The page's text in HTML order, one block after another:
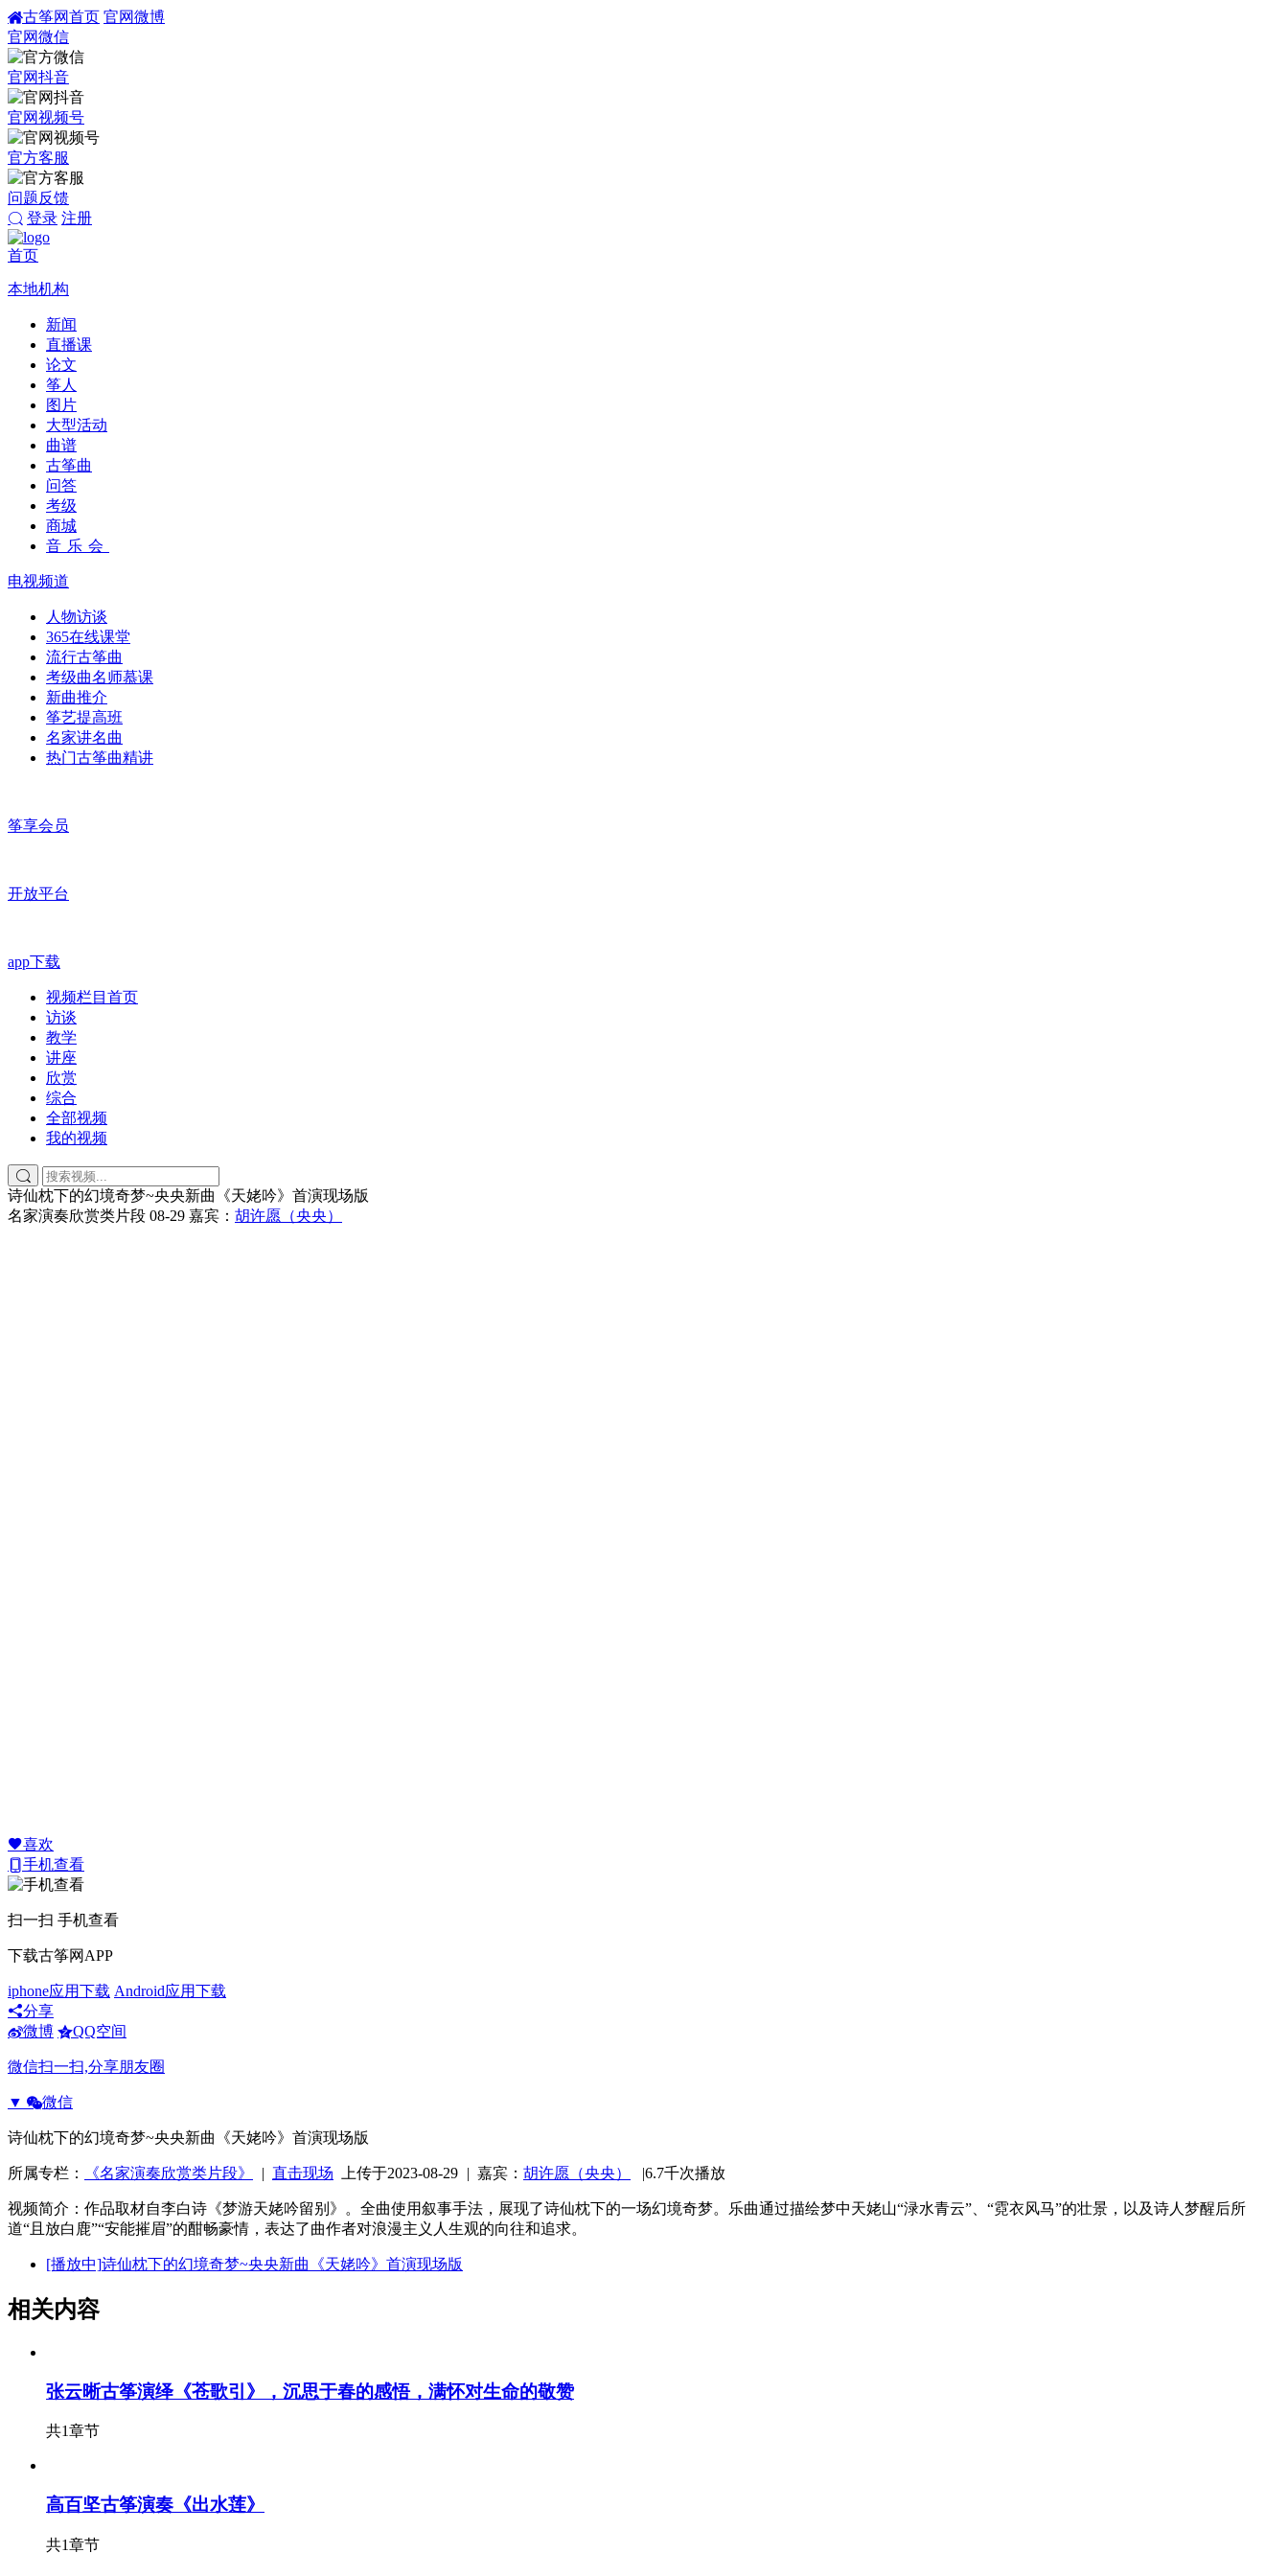
古筝网首页 官网微博
官网微信
官网抖音
官网视频号
官方客服
问题反馈
登录 注册
首页
本地机构
新闻
直播课
论文
筝人
图片
大型活动
曲谱
古筝曲
问答
考级
商城
音乐会
电视频道
人物访谈
365在线课堂
流行古筝曲
考级曲名师慕课
新曲推介
筝艺提高班
名家讲名曲
热门古筝曲精讲
筝享会员
开放平台
app下载
视频栏目首页
访谈
教学
讲座
欣赏
综合
全部视频
我的视频
诗仙枕下的幻境奇梦~央央新曲《天姥吟》首演现场版
名家演奏欣赏类片段 08-29 嘉宾： 胡许愿（央央）
喜欢
手机查看
扫一扫 手机查看
下载古筝网APP
iphone应用下载 Android应用下载
分享
微博
QQ空间
微信扫一扫,分享朋友圈
▼ 微信
诗仙枕下的幻境奇梦~央央新曲《天姥吟》首演现场版
所属专栏： 《名家演奏欣赏类片段》 | 直击现场 上传于2023-08-29 | 嘉宾： 胡许愿（央央） |6.7千次播放
视频简介：作品取材自李白诗《梦游天姥吟留别》。全曲使用叙事手法，展现了诗仙枕下的一场幻境奇梦。乐曲通过描绘梦中天姥山“渌水青云”、“霓衣风马”的壮景，以及诗人梦醒后所
道“且放白鹿”“安能摧眉”的酣畅豪情，表达了曲作者对浪漫主义人生观的向往和追求。
[播放中]诗仙枕下的幻境奇梦~央央新曲《天姥吟》首演现场版
相关内容
张云晰古筝演绎《苍歌引》，沉思于春的感悟，满怀对生命的敬赞
共1章节
高百坚古筝演奏《出水莲》
共1章节